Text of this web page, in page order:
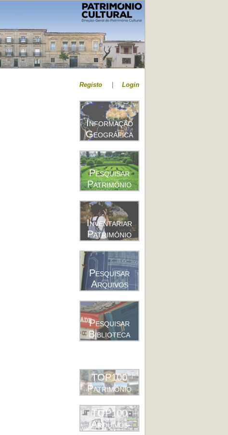
Registo Login
Informação
Geográfica
Pesquisar
Património
Inventariar
Património
Pesquisar
Arquivos
Pesquisar
Biblioteca
TOP100
Património
TOP100
Arquivos